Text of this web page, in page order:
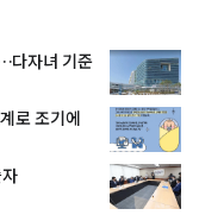
다자녀 기준
로 조기에